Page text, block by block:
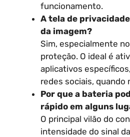
funcionamento.
A tela de
da imagem?
Sim, especialmente
proteção. O ideal é
aplicativos
redes sociais, quando
Por que a bateria
rápido em alguns
O principal vilão do
intensidade do sinal